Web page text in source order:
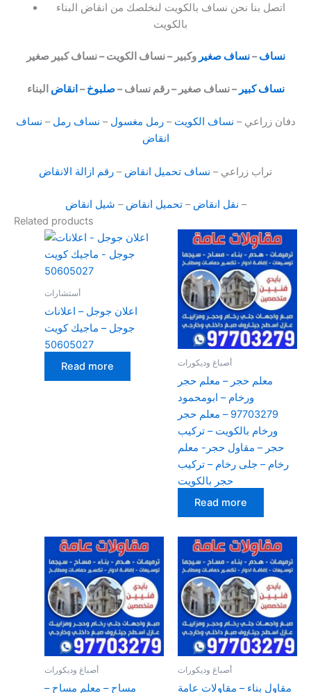
اتصل بنا نحن نساف بالكويت لنخلصك من انقاض البناء
بالكويت
نساف–نساف صغير وكبير – نساف الكويت – نساف كبير صغير
نساف كبير – نساف صغير – رقم نساف –صلبوخ– انقاض البناء
دفان زراعي – نساف الكويت – رمل مغسول – نساف رمل – نساف
انقاض
تراب زراعي – نساف تحميل انقاض – رقم ازالة الانقاض
نقل انقاض –تحميل انقاض – شيل انقاض
–
Related products
أستشارات
اعلان جوجل – اعلانات
جوجل – ماجيك كويت
50605027
Read more
أصباغ وديكورات
معلم حجر – معلم حجر
ورخام – ابومحمود
97703279 – معلم حجر
ورخام بالكويت – تركيب
حجر – مقاول حجر- معلم
رخام – جلى رخام – تركيب
حجر بالكويت
Read more
أصباغ وديكورات
مساح – معلم مساح –
أصباغ وديكورات
مقاول بناء – مقاولات عامة